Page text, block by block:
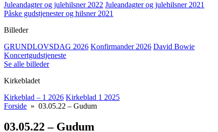
Juleandagter og julehilsner 2022 Juleandagter og julehilsner 2021
Påske gudstjenester og hilsner 2021
Billeder
GRUNDLOVSDAG 2026 Konfirmander 2026 David Bowie
Koncertgudstjeneste
Se alle billeder
Kirkebladet
Kirkeblad – 1 2026 Kirkeblad 1 2025
Forside » 03.05.22 – Gudum
03.05.22 – Gudum